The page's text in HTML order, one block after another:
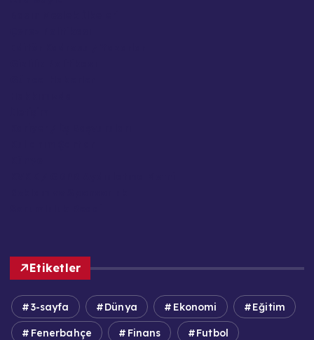
Etiketler
3-sayfa Dünya Ekonomi Eğitim
Fenerbahçe Finans Futbol